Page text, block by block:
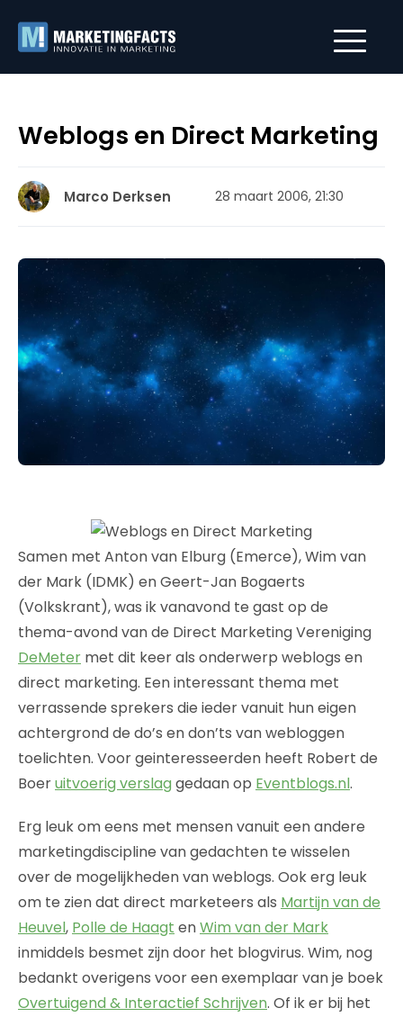
Weblogs en Direct Marketing
Marco Derksen 28 maart 2006, 21:30
Samen met Anton van Elburg (Emerce), Wim van
der Mark (IDMK) en Geert-Jan Bogaerts
(Volkskrant), was ik vanavond te gast op de
thema-avond van de Direct Marketing Vereniging
DeMeter met dit keer als onderwerp weblogs en
direct marketing. Een interessant thema met
verrassende sprekers die ieder vanuit hun eigen
achtergrond de do’s en don’ts van webloggen
toelichten. Voor geinteresseerden heeft Robert de
Boeruitvoerig verslag gedaan op Eventblogs.nl.
Erg leuk om eens met mensen vanuit een andere
marketingdiscipline van gedachten te wisselen
over de mogelijkheden van weblogs. Ook erg leuk
om te zien dat direct marketeers als Martijn van de
Heuvel, Polle de Haagt enWim van der Mark
inmiddels besmet zijn door het blogvirus. Wim, nog
bedankt overigens voor een exemplaar van je boek
Overtuigend & Interactief Schrijven. Of ik er bij het